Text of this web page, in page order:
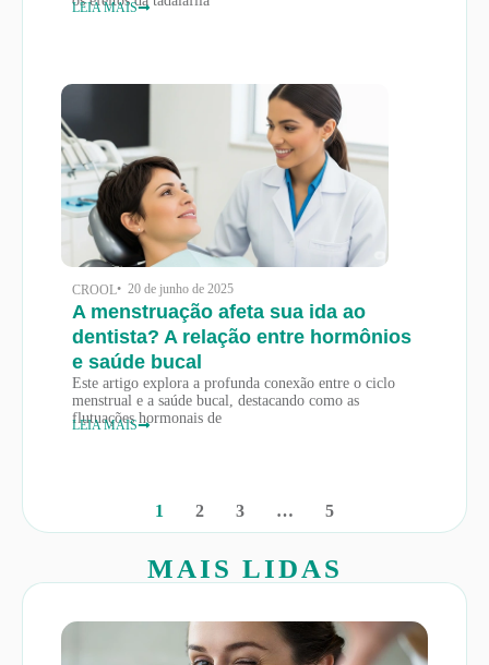
LEIA MAIS
CROOL• 20 de junho de 2025
A menstruação afeta sua ida ao
dentista? A relação entre hormônios
e saúde bucal
Este artigo explora a profunda conexão entre o ciclo
menstrual e a saúde bucal, destacando como as
flutuações hormonais de
LEIA MAIS
1 2 3 … 5
MAIS LIDAS